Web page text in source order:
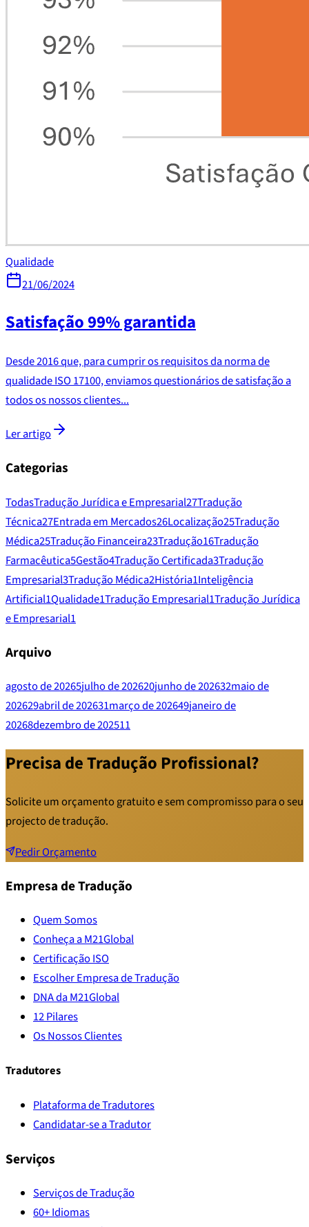
Qualidade
21/06/2024
Satisfação 99% garantida
Desde 2016 que, para cumprir os requisitos da norma de
qualidade ISO 17100, enviamos questionários de satisfação a
todos os nossos clientes...
Ler artigo
Categorias
TodasTradução Jurídica e Empresarial27Tradução
Técnica27Entrada em Mercados26Localização25Tradução
Médica25Tradução Financeira23Tradução16Tradução
Farmacêutica5Gestão4Tradução Certificada3Tradução
Empresarial3Tradução Médica2História1Inteligência
Artificial1Qualidade1Tradução Empresarial1Tradução Jurídica
e Empresarial1
Arquivo
agosto de 20265julho de 202620junho de 202632maio de
202629abril de 202631março de 202649janeiro de
20268dezembro de 202511
Precisa de Tradução Profissional?
Solicite um orçamento gratuito e sem compromisso para o seu
projecto de tradução.
Pedir Orçamento
Empresa de Tradução
Quem Somos
Conheça a M21Global
Certificação ISO
Escolher Empresa de Tradução
DNA da M21Global
12 Pilares
Os Nossos Clientes
Tradutores
Plataforma de Tradutores
Candidatar-se a Tradutor
Serviços
Serviços de Tradução
60+ Idiomas